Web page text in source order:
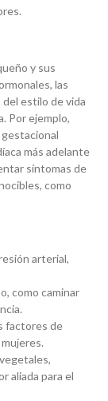
y sus
las
estilo de vida
Por ejemplo,
más adelante
síntomas de
como
arterial,
como caminar
factores de
aliada para el